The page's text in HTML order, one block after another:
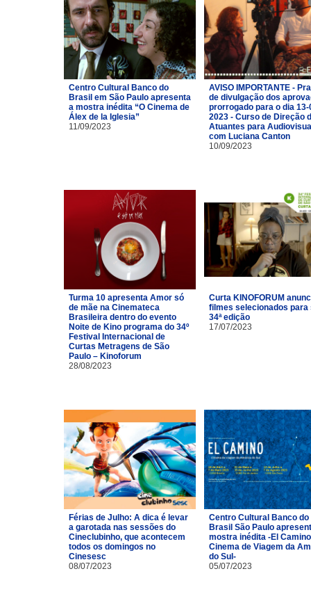
Centro Cultural Banco do
Brasil em São Paulo apresenta
a mostra inédita “O Cinema de
Álex de la Iglesia”
11/09/2023
AVISO IMPORTANTE -
de divulgação dos
prorrogado para o dia 13-
2023 - Curso de Direção
Atuantes para
com Luciana Canton
10/09/2023
Turma 10 apresenta Amor só
de mãe na Cinemateca
Brasileira dentro do evento
Noite de Kino programa do 34º
Festival Internacional de
Curtas Metragens de São
Paulo – Kinoforum
28/08/2023
Curta KINOFORUM
filmes selecionados para
34ª edição
17/07/2023
Férias de Julho: A dica é levar
a garotada nas sessões do
Cineclubinho, que acontecem
todos os domingos no
Cinesesc
08/07/2023
Centro Cultural Banco do
Brasil São Paulo
mostra inédita -El
Cinema de Viagem da
do Sul-
05/07/2023